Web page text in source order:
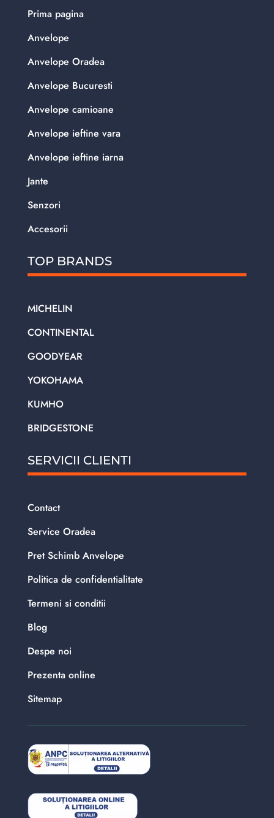
Prima pagina
Anvelope
Anvelope Oradea
Anvelope Bucuresti
Anvelope camioane
Anvelope ieftine vara
Anvelope ieftine iarna
Jante
Senzori
Accesorii
TOP BRANDS
MICHELIN
CONTINENTAL
GOODYEAR
YOKOHAMA
KUMHO
BRIDGESTONE
SERVICII CLIENTI
Contact
Service Oradea
Pret Schimb Anvelope
Politica de confidentialitate
Termeni si conditii
Blog
Despe noi
Prezenta online
Sitemap